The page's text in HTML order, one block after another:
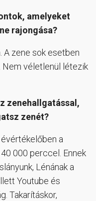
amelyeket
rajongása?
A zene sok esetben
véletlenül létezik
zenehallgatással,
zenét?
a
000 perccel. Ennek
Lénának a
Youtube és
Takarításkor,